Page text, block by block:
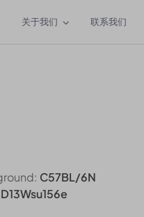
关于我们 联系我们
C57BL/6N